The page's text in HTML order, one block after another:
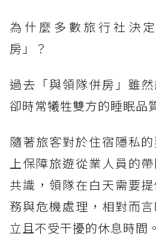
為什麼多數旅行社決
房」？
過去「與領隊併房」雖
卻時常犧牲雙方的睡眠品
隨著旅客對於住宿隱私
上保障旅遊從業人員的
共識，領隊在白天需要
務與危機處理，相對而
立且不受干擾的休息時間。